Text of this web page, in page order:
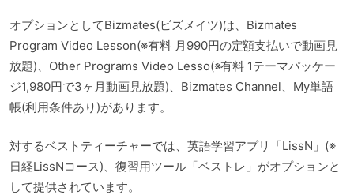
オプションとしてBizmates(ビズメイツ)は、Bizmates
Program Video Lesson(※有料 月990円の定額支払いで動画見
放題)、Other Programs Video Lesso(※有料 1テーマパッケー
ジ1,980円で3ヶ月動画見放題)、Bizmates Channel、My単語
帳(利用条件あり)があります。
対するベストティーチャーでは、英語学習アプリ「LissN」(※
日経LissNコース)、復習用ツール「ベストレ」がオプションと
して提供されています。